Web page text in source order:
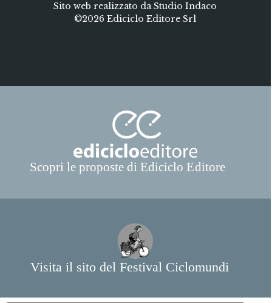
Sito web realizzato da Studio Indaco
©2026 Ediciclo Editore Srl